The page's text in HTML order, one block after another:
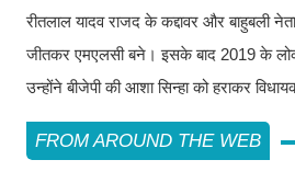
रीतलाल यादव राजद के कद्दावर और बाहुबली
जीतकर एमएलसी बने। इसके बाद 2019 के
उन्होंने बीजेपी की आशा सिन्हा को हराकर
FROM AROUND THE WEB